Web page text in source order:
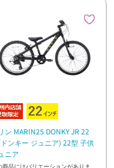
ン MARIN25 DONKY JR 22
ンキー ジュニア) 22型 子供
ニア
商品にはバリエーションがありま